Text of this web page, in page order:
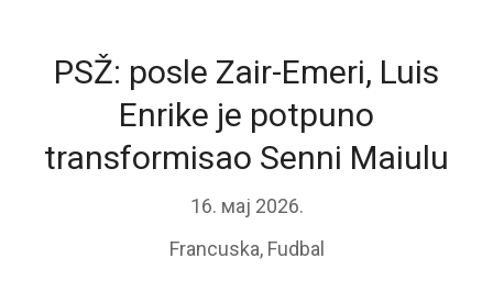
PSŽ: posle Zair-Emeri, Luis
Enrike je potpuno
transformisao Senni Maiulu
16. мај 2026.
Francuska, Fudbal